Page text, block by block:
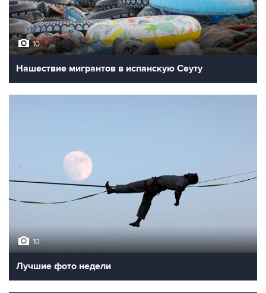
10
Нашествие мигрантов в испанскую Сеуту
10
Лучшие фото недели